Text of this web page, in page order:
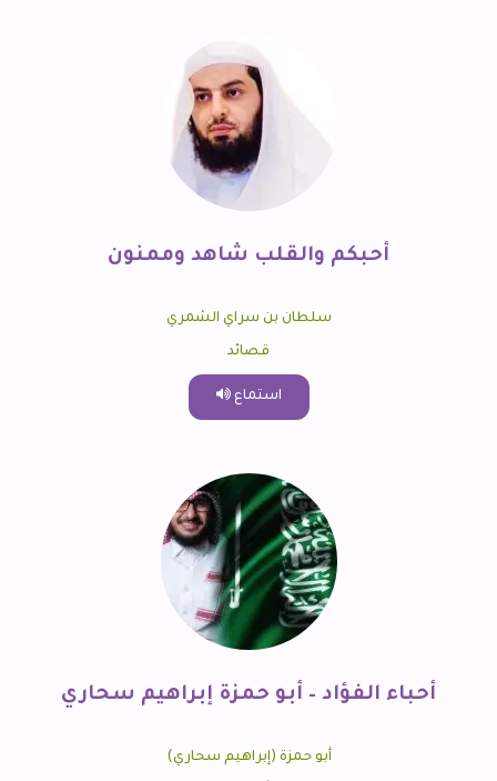
أحبكم والقلب شاهد وممنون
سلطان بن سراي الشمري
قصائد
استماع
أحباء الفؤاد – أبو حمزة إبراهيم سحاري
أبو حمزة (إبراهيم سحاري)